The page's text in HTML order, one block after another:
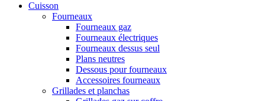
Cuisson
Fourneaux
Fourneaux gaz
Fourneaux électriques
Fourneaux dessus seul
Plans neutres
Dessous pour fourneaux
Accessoires fourneaux
Grillades et planchas